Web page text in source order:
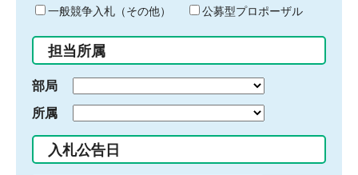
ド
入
力
一般競争入札（その他）
公募型プロポーザル
担当所属
部局
所属
入札公告日